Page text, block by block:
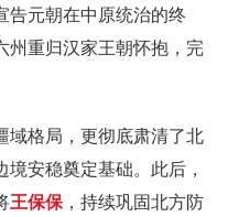
告元朝在中原统治的终
州重归汉家王朝怀抱，完
域格局，更彻底肃清了北
安稳奠定基础。此后，
王保保 ，持续巩固北方防